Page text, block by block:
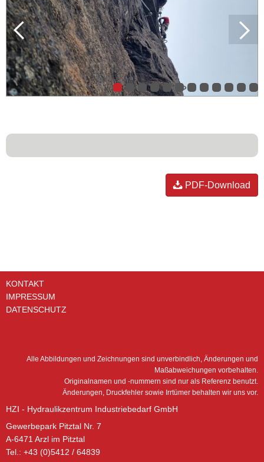
PDF-Download
KONTAKT
IMPRESSUM
DATENSCHUTZ
Alle Abbildungen und Zeichnungen sind unverbindlich, Änderungen und
Maßabweichungen vorbehalten.
Originalnamen und -nummern sind nur als Referenz benutzt.
Änderungen, Druckfehler sowie Irrtümer behalten wir uns vor.
HZI - Hydraulikzentrum Industriebedarf GmbH
Gewerbepark Pitztal Nr. 7
A-6471 Arzl im Pitztal
Tel.: +43 (0)5412 / 64839